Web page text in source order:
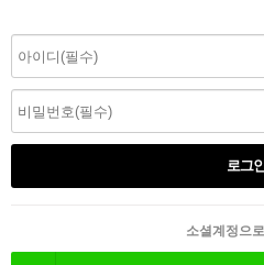
소셜계정으